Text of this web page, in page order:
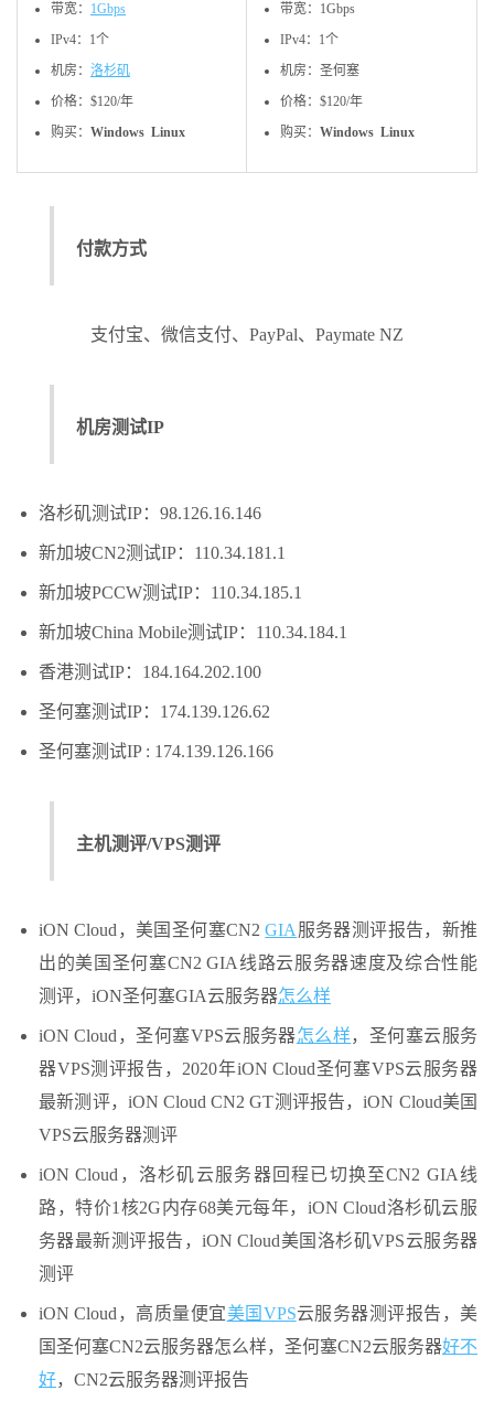
带宽： 1Gbps
IPv4：1个
机房： 洛杉矶
价格：$120/年
购买： Windows Linux
带宽：1Gbps
IPv4：1个
机房：圣何塞
价格：$120/年
购买： Windows Linux
付款方式
支付宝、微信支付、PayPal、Paymate NZ
机房测试IP
洛杉矶测试IP：98.126.16.146
新加坡CN2测试IP：110.34.181.1
新加坡PCCW测试IP：110.34.185.1
新加坡China Mobile测试IP：110.34.184.1
香港测试IP：184.164.202.100
圣何塞测试IP：174.139.126.62
圣何塞测试IP : 174.139.126.166
主机测评/VPS测评
iON Cloud，美国圣何塞CN2GIA 服务器测评报告，新推
出的美国圣何塞CN2 GIA线路云服务器速度及综合性能
测评，iON圣何塞GIA云服务器怎么样
iON Cloud，圣何塞VPS云服务器怎么样，圣何塞云服务
器VPS测评报告，2020年iON Cloud圣何塞VPS云服务器
最新测评，iON Cloud CN2 GT测评报告，iON Cloud美国
VPS云服务器测评
iON Cloud，洛杉矶云服务器回程已切换至CN2 GIA线
路，特价1核2G内存68美元每年，iON Cloud洛杉矶云服
务器最新测评报告，iON Cloud美国洛杉矶VPS云服务器
测评
iON Cloud，高质量便宜美国VPS云服务器测评报告，美
国圣何塞CN2云服务器怎么样，圣何塞CN2云服务器好不
好，CN2云服务器测评报告